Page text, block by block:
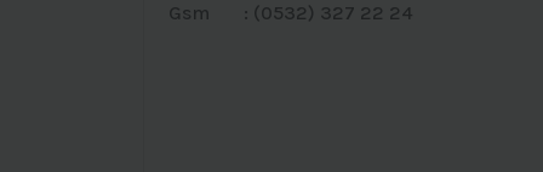
Gsm : (0532) 327 22 24